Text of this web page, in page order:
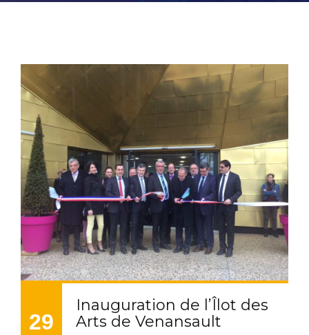
29
Inauguration de l’Îlot des
Arts de Venansault